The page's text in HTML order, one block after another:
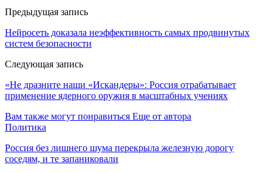
Предыдущая запись
Нейросеть доказала неэффективность самых продвинутых
систем безопасности
Следующая запись
«Не дразните наши «Искандеры»: Россия отрабатывает
применение ядерного оружия в масштабных учениях
Вам также могут понравиться Еще от автора
Политика
Россия без лишнего шума перекрыла железную дорогу
соседям, и те запаниковали